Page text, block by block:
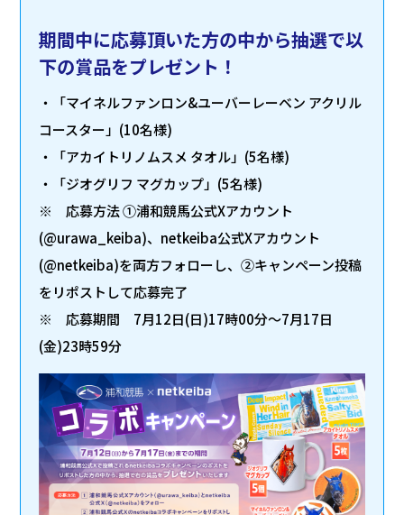
期間中に応募頂いた方の中から抽選で以
下の賞品をプレゼント！
・「マイネルファンロン&ユーバーレーベン アクリル
コースター」(10名様)
・「アカイトリノムスメ タオル」(5名様)
・「ジオグリフ マグカップ」(5名様)
※ 応募方法 ①浦和競馬公式Xアカウント
(@urawa_keiba)、netkeiba公式Xアカウント
(@netkeiba)を両方フォローし、②キャンペーン投稿
をリポストして応募完了
※ 応募期間 7月12日(日)17時00分～7月17日
(金)23時59分